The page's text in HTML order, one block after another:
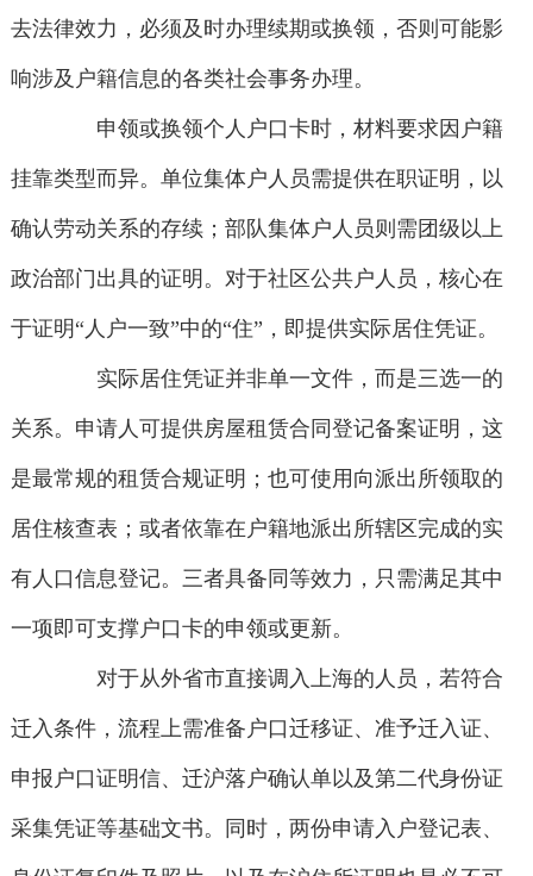
去法律效力，必须及时办理续期或换领，否则可能影
响涉及户籍信息的各类社会事务办理。
申领或换领个人户口卡时，材料要求因户籍
挂靠类型而异。单位集体户人员需提供在职证明，以
确认劳动关系的存续；部队集体户人员则需团级以上
政治部门出具的证明。对于社区公共户人员，核心在
于证明“人户一致”中的“住”，即提供实际居住凭证。
实际居住凭证并非单一文件，而是三选一的
关系。申请人可提供房屋租赁合同登记备案证明，这
是最常规的租赁合规证明；也可使用向派出所领取的
居住核查表；或者依靠在户籍地派出所辖区完成的实
有人口信息登记。三者具备同等效力，只需满足其中
一项即可支撑户口卡的申领或更新。
对于从外省市直接调入上海的人员，若符合
迁入条件，流程上需准备户口迁移证、准予迁入证、
申报户口证明信、迁沪落户确认单以及第二代身份证
采集凭证等基础文书。同时，两份申请入户登记表、